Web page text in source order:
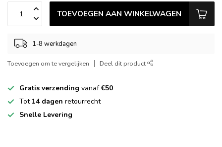
TOEVOEGEN AAN WINKELWAGEN
1-8 werkdagen
Toevoegen om te vergelijken Deel dit product
Gratis verzending vanaf€50
Tot 14 dagen retourrecht
Snelle Levering